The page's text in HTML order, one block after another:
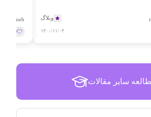
وبلاگ
۱۴۰۰/۱۱/۰۴
fatemeh
0
سایر مقالات